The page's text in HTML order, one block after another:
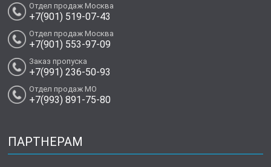
Отдел продаж Москва
+7(901) 519-07-43
Отдел продаж Москва
+7(901) 553-97-09
Заказ пропуска
+7(991) 236-50-93
Отдел продаж МО
+7(993) 891-75-80
ПАРТНЕРАМ